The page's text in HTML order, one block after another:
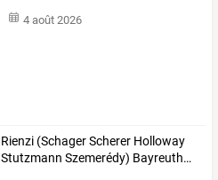
4 août 2026
Rienzi (SchagerScherer Holloway
Stutzmann Szemerédy) Bayreuth…